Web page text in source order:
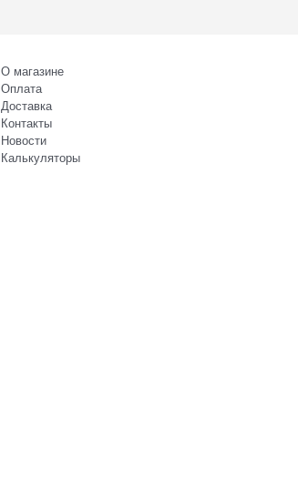
О магазине
Оплата
Доставка
Контакты
Новости
Калькуляторы